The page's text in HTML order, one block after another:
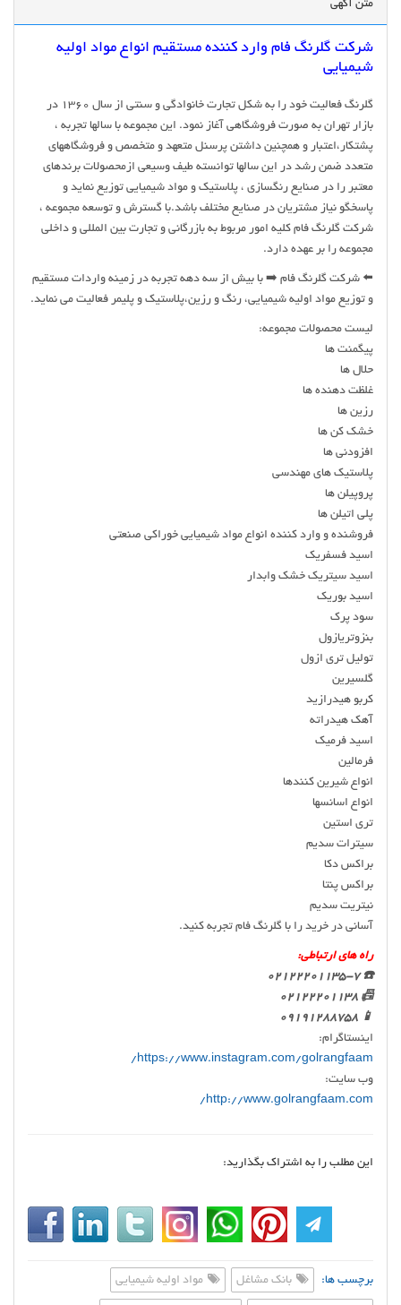
متن آگهی
شرکت گلرنگ فام وارد کننده مستقیم انواع مواد اولیه
شیمیایی
گلرنگ فعالیت خود را به شکل تجارت خانوادگی و سنتی از سال 1360 در
بازار تهران به صورت فروشگاهی آغاز نمود. این مجموعه با سالها تجربه ،
پشتکار،اعتبار و همچنین داشتن پرسنل متعهد و متخصص و فروشگاههای
متعدد ضمن رشد در این سالها توانسته طیف وسیعی ازمحصولات برندهای
معتبر را در صنایع رنگسازی ، پلاستیک و مواد شیمیایی توزیع نماید و
پاسخگو نیاز مشتریان در صنایع مختلف باشد.با گسترش و توسعه مجموعه ،
شرکت گلرنگ فام کلیه امور مربوط به بازرگانی و تجارت بین المللی و داخلی
مجموعه را بر عهده دارد.
⬅️ شرکت گلرنگ فام ➡️ با بیش از سه دهه تجربه در زمینه واردات مستقیم
و توزیع مواد اولیه شیمیایی، رنگ و رزین،پلاستیک و پلیمر فعالیت می نماید.
لیست محصولات مجموعه:
پیگمنت ها
حلال ها
غلظت دهنده ها
رزین ها
خشک کن ها
افزودنی ها
پلاستیک های مهندسی
پروپیلن ها
پلی اتیلن ها
فروشنده و وارد کننده انواع مواد شیمیایی خوراکی ‌صنعتی
اسید فسفریک
اسید سیتریک خشک وابدار
اسید بوریک
سود پرک
بنزوتریازول
تولیل تری ازول
گلسیرین
کربو هیدرازید
آهک هیدراته
اسید فرمیک
فرمالین
انواع شیرین کنندها
انواع اسانسها
تری استین
سیترات سدیم
براکس دکا
براکس پنتا
نیتریت سدیم
آسانی در خرید را با گلرنگ فام تجربه کنید.
راه های ارتباطی:
☎️ 02122201135-7
📠 02122201138
📱 09191288758
اینستاگرام:
https://www.instagram.com/golrangfaam/
وب سایت:
http://www.golrangfaam.com/
این مطلب را به اشتراک بگذارید:
برچسب ها: بانک مشاغل مواد اولیه شیمیایی